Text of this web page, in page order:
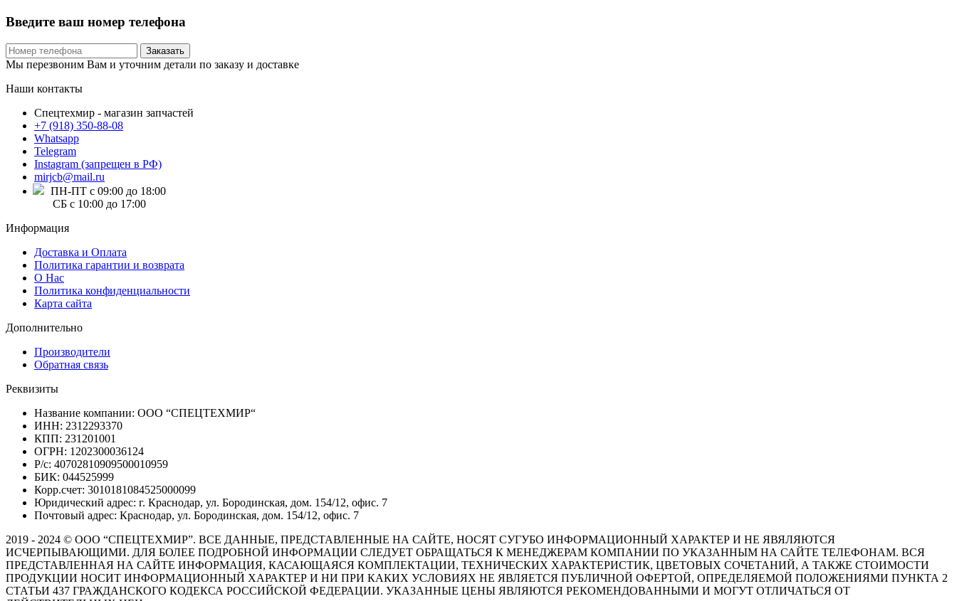
Введите ваш номер телефона
Заказать
Мы перезвоним Вам и уточним детали по заказу и доставке
Наши контакты
Спецтехмир - магазин запчастей
+7 (918) 350-88-08
Whatsapp
Telegram
Instagram (запрещен в РФ)
mirjcb@mail.ru
ПН-ПТ с 09:00 до 18:00
СБ с 10:00 до 17:00
Информация
Доставка и Оплата
Политика гарантии и возврата
О Нас
Политика конфиденциальности
Карта сайта
Дополнительно
Производители
Обратная связь
Реквизиты
Название компании: ООО “СПЕЦТЕХМИР“
ИНН: 2312293370
КПП: 231201001
ОГРН: 1202300036124
Р/с: 40702810909500010959
БИК: 044525999
Корр.счет: 3010181084525000099
Юридический адрес: г. Краснодар, ул. Бородинская, дом. 154/12, офис. 7
Почтовый адрес: Краснодар, ул. Бородинская, дом. 154/12, офис. 7
2019 - 2024 © ООО “СПЕЦТЕХМИР”. ВСЕ ДАННЫЕ, ПРЕДСТАВЛЕННЫЕ НА САЙТЕ, НОСЯТ СУГУБО ИНФОРМАЦИОННЫЙ ХАРАКТЕР И НЕ ЯВЯЛЯЮТСЯ
ИСЧЕРПЫВАЮЩИМИ. ДЛЯ БОЛЕЕ ПОДРОБНОЙ ИНФОРМАЦИИ СЛЕДУЕТ ОБРАЩАТЬСЯ К МЕНЕДЖЕРАМ КОМПАНИИ ПО УКАЗАННЫМ НА САЙТЕ ТЕЛЕФОНАМ. ВСЯ
ПРЕДСТАВЛЕННАЯ НА САЙТЕ ИНФОРМАЦИЯ, КАСАЮЩАЯСЯ КОМПЛЕКТАЦИИ, ТЕХНИЧЕСКИХ ХАРАКТЕРИСТИК, ЦВЕТОВЫХ СОЧЕТАНИЙ, А ТАКЖЕ СТОИМОСТИ
ПРОДУКЦИИ НОСИТ ИНФОРМАЦИОННЫЙ ХАРАКТЕР И НИ ПРИ КАКИХ УСЛОВИЯХ НЕ ЯВЛЯЕТСЯ ПУБЛИЧНОЙ ОФЕРТОЙ, ОПРЕДЕЛЯЕМОЙ ПОЛОЖЕНИЯМИ ПУНКТА 2
СТАТЬИ 437 ГРАЖДАНСКОГО КОДЕКСА РОССИЙСКОЙ ФЕДЕРАЦИИ. УКАЗАННЫЕ ЦЕНЫ ЯВЛЯЮТСЯ РЕКОМЕНДОВАННЫМИ И МОГУТ ОТЛИЧАТЬСЯ ОТ